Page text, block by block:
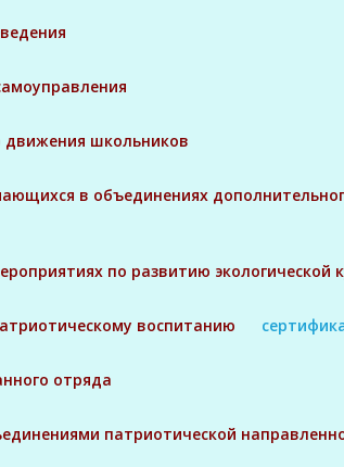
движения школьников
в объединениях
по развитию экологической
воспитанию
отряда
патриотической